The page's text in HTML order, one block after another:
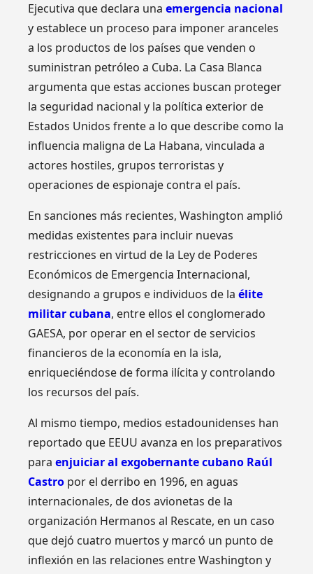
Ejecutiva que declara unaemergencia nacional
y establece un proceso para imponer aranceles
a los productos de los países que venden o
suministran petróleo a Cuba. La Casa Blanca
argumenta que estas acciones buscan proteger
la seguridad nacional y la política exterior de
Estados Unidos frente a lo que describe como la
influencia maligna de La Habana, vinculada a
actores hostiles, grupos terroristas y
operaciones de espionaje contra el país.
En sanciones más recientes, Washington amplió
medidas existentes para incluir nuevas
restricciones en virtud de la Ley de Poderes
Económicos de Emergencia Internacional,
designando a grupos e individuos de laélite
militar cubana, entre ellos el conglomerado
GAESA, por operar en el sector de servicios
financieros de la economía en la isla,
enriqueciéndose de forma ilícita y controlando
los recursos del país.
Al mismo tiempo, medios estadounidenses han
reportado que EEUU avanza en los preparativos
paraenjuiciar al exgobernante cubano Raúl
Castro por el derribo en 1996, en aguas
internacionales, de dos avionetas de la
organización Hermanos al Rescate, en un caso
que dejó cuatro muertos y marcó un punto de
inflexión en las relaciones entre Washington y